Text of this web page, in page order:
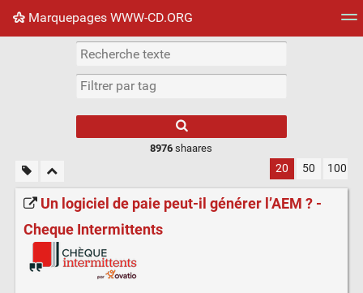
Marquepages WWW-CD.ORG
Nuage de tags Mur d'images
8976 shaares
20 50 100
Un logiciel de paie peut-il générer l’AEM ? -
Cheque Intermittents